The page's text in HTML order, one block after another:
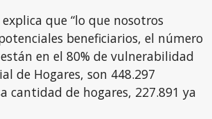
que “lo que nosotros
beneficiarios, el número
en el 80% de vulnerabilidad
de Hogares, son 448.297
cantidad de hogares, 227.891 ya